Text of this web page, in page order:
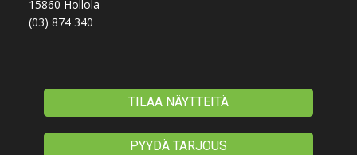
15860 Hollola
(03) 874 340
TILAA NÄYTTEITÄ
PYYDÄ TARJOUS